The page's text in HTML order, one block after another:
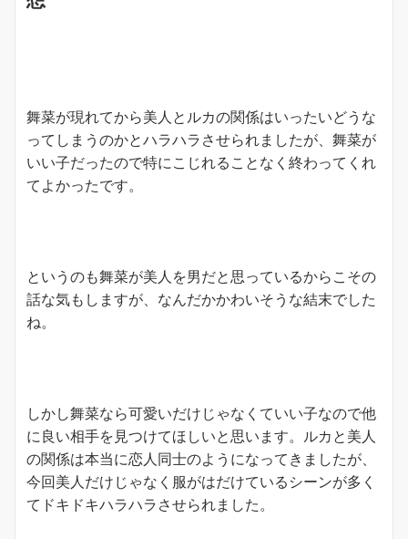
舞菜が現れてから美人とルカの関係はいったいどうな
ってしまうのかとハラハラさせられましたが、舞菜が
いい子だったので特にこじれることなく終わってくれ
てよかったです。
というのも舞菜が美人を男だと思っているからこその
話な気もしますが、なんだかかわいそうな結末でした
ね。
しかし舞菜なら可愛いだけじゃなくていい子なので他
に良い相手を見つけてほしいと思います。ルカと美人
の関係は本当に恋人同士のようになってきましたが、
今回美人だけじゃなく服がはだけているシーンが多く
てドキドキハラハラさせられました。